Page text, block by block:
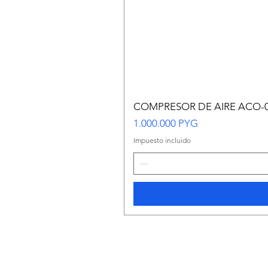
COMPRESOR DE AIRE ACO-
Precio
1.000.000 PYG
Impuesto incluido